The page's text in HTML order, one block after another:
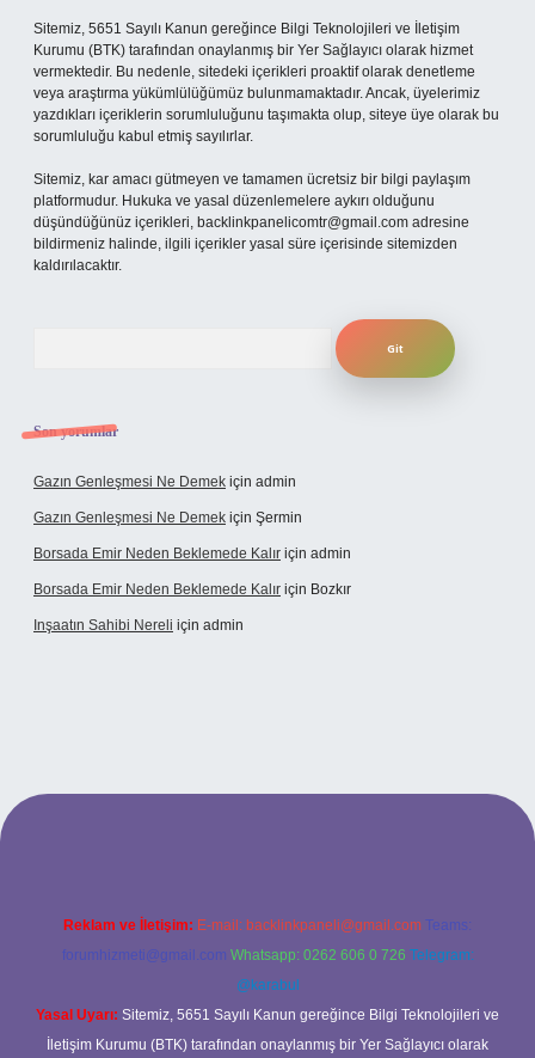
Sitemiz, 5651 Sayılı Kanun gereğince Bilgi Teknolojileri ve İletişim
Kurumu (BTK) tarafından onaylanmış bir Yer Sağlayıcı olarak hizmet
vermektedir. Bu nedenle, sitedeki içerikleri proaktif olarak denetleme
veya araştırma yükümlülüğümüz bulunmamaktadır. Ancak, üyelerimiz
yazdıkları içeriklerin sorumluluğunu taşımakta olup, siteye üye olarak bu
sorumluluğu kabul etmiş sayılırlar.
Sitemiz, kar amacı gütmeyen ve tamamen ücretsiz bir bilgi paylaşım
platformudur. Hukuka ve yasal düzenlemelere aykırı olduğunu
düşündüğünüz içerikleri, backlinkpanelicomtr@gmail.com adresine
bildirmeniz halinde, ilgili içerikler yasal süre içerisinde sitemizden
kaldırılacaktır.
Son yorumlar
Gazın Genleşmesi Ne Demek için admin
Gazın Genleşmesi Ne Demek için Şermin
Borsada Emir Neden Beklemede Kalır için admin
Borsada Emir Neden Beklemede Kalır için Bozkır
Inşaatın Sahibi Nereli için admin
Reklam ve İletişim: E-mail: backlinkpaneli@gmail.com Teams:
forumhizmeti@gmail.com Whatsapp: 0262 606 0 726 Telegram:
@karabul
Yasal Uyarı: Sitemiz, 5651 Sayılı Kanun gereğince Bilgi Teknolojileri ve
İletişim Kurumu (BTK) tarafından onaylanmış bir Yer Sağlayıcı olarak